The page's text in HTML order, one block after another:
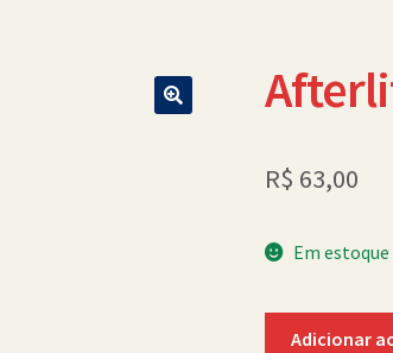
R$ 63,00
Em estoque
Adicionar